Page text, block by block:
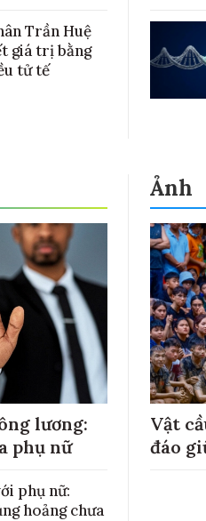
Trần Huệ
giá trị bằng
tử tế
lương:
phụ nữ
phụ nữ:
hoảng chưa
Ảnh
Vật
đáo